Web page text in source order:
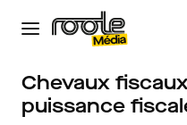
Chevaux
puissance